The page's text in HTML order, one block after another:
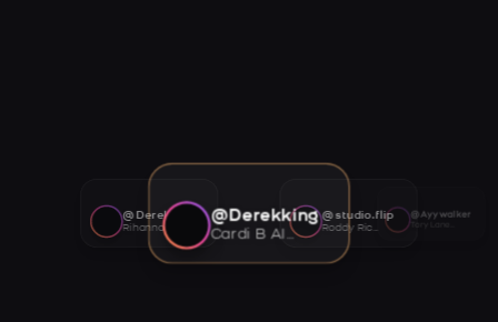
@Derekking
Cardi B AI voice
@studio.flip
Roddy Ricch AI voice
@Ayywalker
@Derekking
Rihanna AI voice